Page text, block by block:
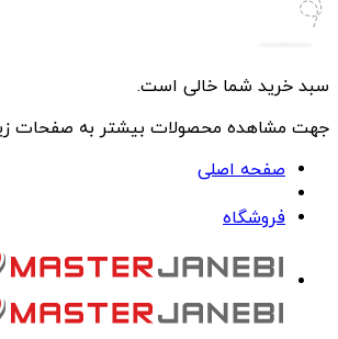
سبد خرید شما خالی است.
جهت مشاهده محصولات بیشتر به صفحات زیر
صفحه اصلی
فروشگاه